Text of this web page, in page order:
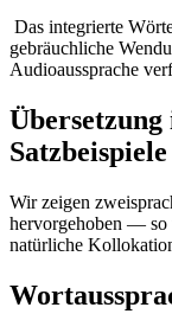
Das integrierte
gebräuchliche
Audioaussprache
Satzbeispiele
Wir zeigen
hervorgehoben — so
natürliche